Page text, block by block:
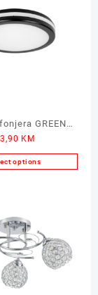
GREEN
Black 24W
KM
options